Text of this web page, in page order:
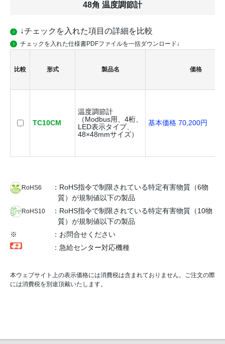
48角 温度調節計
↓チェックを入れた項目の詳細を比較
チェックを入れた仕様書PDFファイルを一括ダウンロード↓
比較 形式 製品名 価格
TC10CM
温度調節計
（Modbus用、4桁、
LED表示タイプ、
48×48mmサイズ）
基本価格 70,200円
RoHS6
：RoHS指令で制限されている特定有害物質（6物
質）が規制値以下の製品
RoHS10
：RoHS指令で制限されている特定有害物質（10物
質）が規制値以下の製品
※
：お問合せください
：急給センター対応機種
本ウェブサイト上の表示価格には消費税は含まれておりません。ご注文の際
には消費税を別途頂戴いたします。